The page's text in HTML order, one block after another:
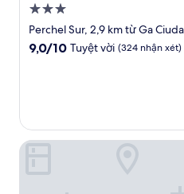
Nơi
lưu
trú
Perchel Sur, 2,9 km từ Ga
9.0
nhận
xét)
9,0/10 Tuyệt vời (324 nhận xét)
Líbere Málaga Trinidad